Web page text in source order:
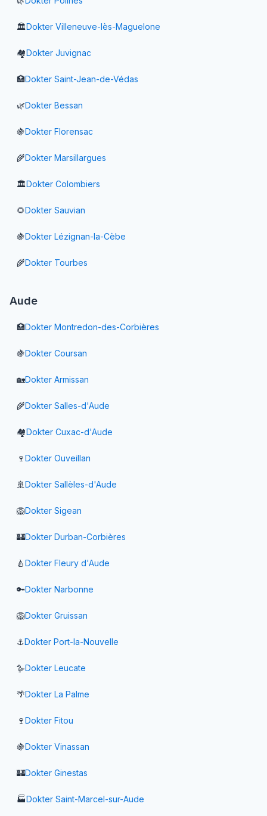
🏛️Dokter Villeneuve-lès-Maguelone
🏘️Dokter Juvignac
🏥Dokter Saint-Jean-de-Védas
🌿Dokter Bessan
🍇Dokter Florensac
🌾Dokter Marsillargues
🏛️Dokter Colombiers
🌻Dokter Sauvian
🍇Dokter Lézignan-la-Cèbe
🌾Dokter Tourbes
Aude
🏥Dokter Montredon-des-Corbières
🍇Dokter Coursan
🏡Dokter Armissan
🌾Dokter Salles-d'Aude
🏘️Dokter Cuxac-d'Aude
🍷Dokter Ouveillan
🚢Dokter Sallèles-d'Aude
🦁Dokter Sigean
🏰Dokter Durban-Corbières
🍐Dokter Fleury d'Aude
🔑Dokter Narbonne
🦁Dokter Gruissan
⚓Dokter Port-la-Nouvelle
🪿Dokter Leucate
🌴Dokter La Palme
🍷Dokter Fitou
🍇Dokter Vinassan
🏰Dokter Ginestas
🏭Dokter Saint-Marcel-sur-Aude